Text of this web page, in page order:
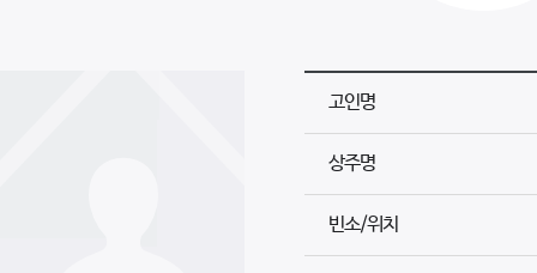
고인명
상주명
빈소/위치